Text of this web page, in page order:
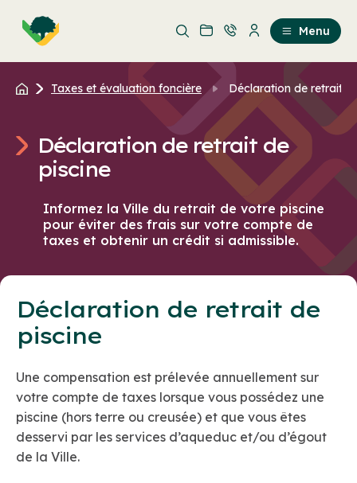
contenu
au
contenu
Menu
Taxes et évaluation foncière Déclaration de retrait
Déclaration de retrait de
piscine
Informez la Ville du retrait de votre piscine
pour éviter des frais sur votre compte de
taxes et obtenir un crédit si admissible.
Déclaration de retrait de
piscine
Une compensation est prélevée annuellement sur
votre compte de taxes lorsque vous possédez une
piscine (hors terre ou creusée) et que vous êtes
desservi par les services d’aqueduc et/ou d’égout
de la Ville.